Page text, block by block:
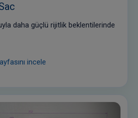
daha güçlü rijitlik beklentilerinde
incele